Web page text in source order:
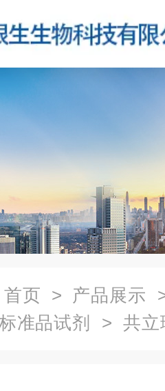
首页 > 产品展示
准品试剂
> 共立